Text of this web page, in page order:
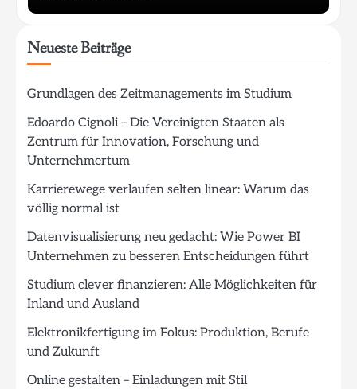
Neueste Beiträge
Grundlagen des Zeitmanagements im Studium
Edoardo Cignoli – Die Vereinigten Staaten als
Zentrum für Innovation, Forschung und
Unternehmertum
Karrierewege verlaufen selten linear: Warum das
völlig normal ist
Datenvisualisierung neu gedacht: Wie Power BI
Unternehmen zu besseren Entscheidungen führt
Studium clever finanzieren: Alle Möglichkeiten für
Inland und Ausland
Elektronikfertigung im Fokus: Produktion, Berufe
und Zukunft
Online gestalten – Einladungen mit Stil